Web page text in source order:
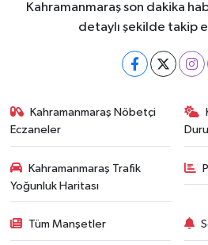
Kahramanmaraş son dakika
detaylı şekilde takip
Kahramanmaraş Nöbetçi
Eczaneler
Kahramanmaraş Trafik
Yoğunluk Haritası
Tüm Manşetler